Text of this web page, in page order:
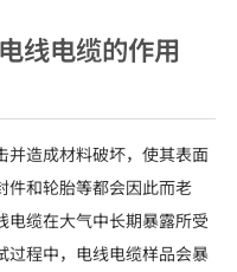
线电缆的作用
并造成材料破坏，使其表面
件和轮胎等都会因此而老
电缆在大气中长期暴露所受
过程中，电线电缆样品会暴